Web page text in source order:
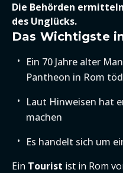
Die Behörden
des Unglücks.
Das Wichtigste
Ein 70 Jahre alter
Pantheon in Rom
Laut Hinweisen hat
machen
Es handelt sich um
Ein Tourist ist in Rom